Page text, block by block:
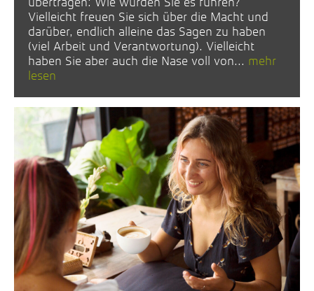
Vielleicht freuen Sie sich über die Macht und
darüber, endlich alleine das Sagen zu haben
(viel Arbeit und Verantwortung). Vielleicht
haben Sie aber auch die Nase voll von... mehr
lesen